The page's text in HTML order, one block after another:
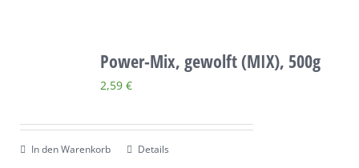
Power-Mix, gewolft (MIX), 500g
2,59 €
In den Warenkorb Details